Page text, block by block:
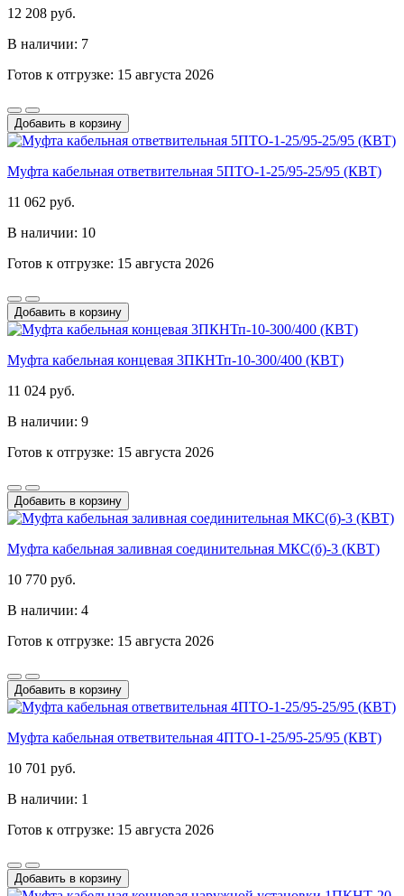
12 208 руб.
В наличии: 7
Готов к отгрузке: 15 августа 2026
Добавить в корзину
Муфта кабельная ответвительная 5ПТО-1-25/95-25/95 (КВТ)
11 062 руб.
В наличии: 10
Готов к отгрузке: 15 августа 2026
Добавить в корзину
Муфта кабельная концевая 3ПКНТп-10-300/400 (КВТ)
11 024 руб.
В наличии: 9
Готов к отгрузке: 15 августа 2026
Добавить в корзину
Муфта кабельная заливная соединительная МКС(б)-3 (КВТ)
10 770 руб.
В наличии: 4
Готов к отгрузке: 15 августа 2026
Добавить в корзину
Муфта кабельная ответвительная 4ПТО-1-25/95-25/95 (КВТ)
10 701 руб.
В наличии: 1
Готов к отгрузке: 15 августа 2026
Добавить в корзину